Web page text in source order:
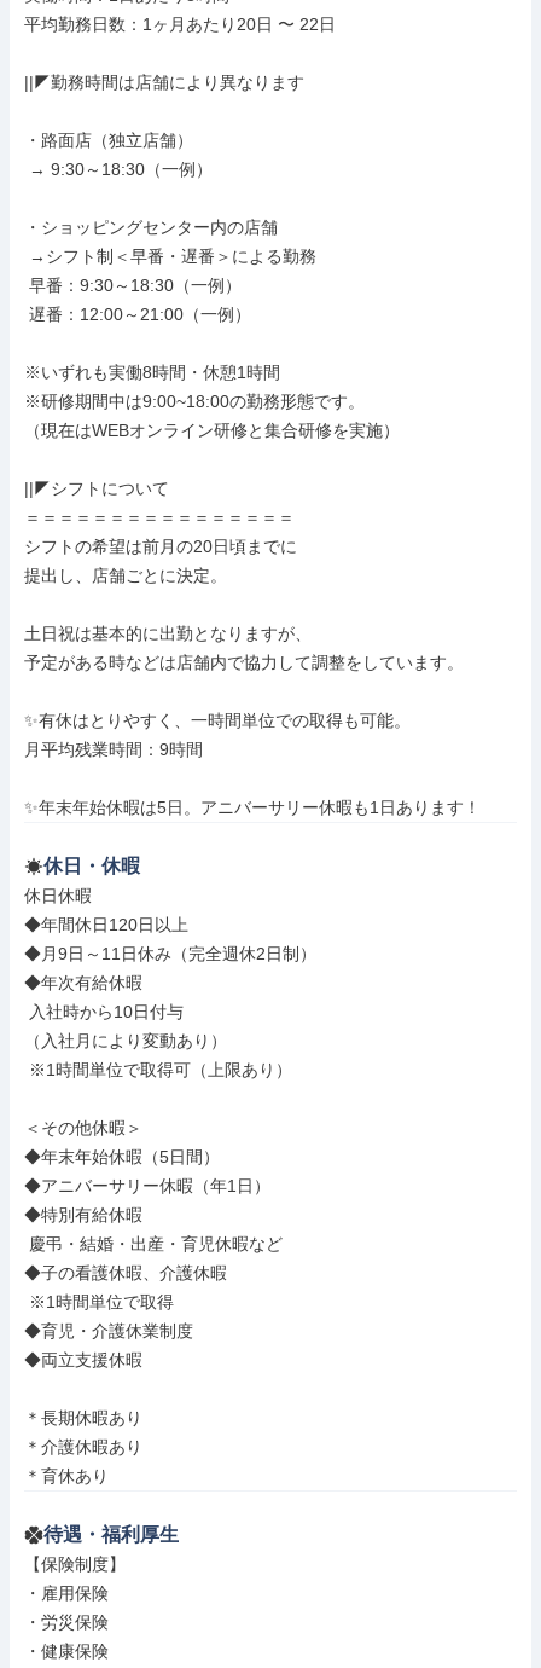
平均勤務日数：1ヶ月あたり20日 〜 22日
||◤勤務時間は店舗により異なります
・路面店（独立店舗）
・ショッピングセンター内の店舗
※いずれも実働8時間・休憩1時間
※研修期間中は9:00~18:00の勤務形態です。
（現在はWEBオンライン研修と集合研修を実施）
||◤シフトについて
＝＝＝＝＝＝＝＝＝＝＝＝＝＝＝＝
シフトの希望は前月の20日頃までに
提出し、店舗ごとに決定。
土日祝は基本的に出勤となりますが、
予定がある時などは店舗内で協力して調整をしています。
✨有休はとりやすく、一時間単位での取得も可能。
月平均残業時間：9時間
✨年末年始休暇は5日。アニバーサリー休暇も1日あります！
休日・休暇
休日休暇
◆年間休日120日以上
◆月9日～11日休み（完全週休2日制）
◆年次有給休暇
（入社月により変動あり）
＜その他休暇＞
◆年末年始休暇（5日間）
◆アニバーサリー休暇（年1日）
◆特別有給休暇
◆子の看護休暇、介護休暇
◆育児・介護休業制度
◆両立支援休暇
＊長期休暇あり
＊介護休暇あり
＊育休あり
待遇・福利厚生
【保険制度】
・雇用保険
・労災保険
・健康保険